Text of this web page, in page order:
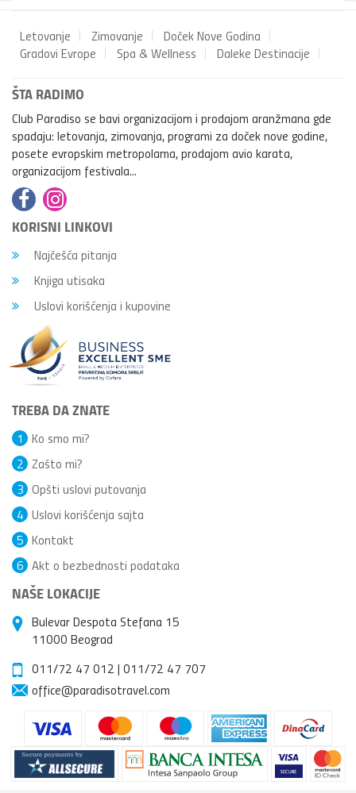
Letovanje Zimovanje
Doček Nove Godina
Gradovi Evrope
Spa & Wellness Daleke Destinacije
ŠTA RADIMO
Club Paradiso se bavi organizacijom i prodajom aranžmana gde
spadaju: letovanja, zimovanja, programi za doček nove godine,
posete evropskim metropolama, prodajom avio karata,
organizacijom festivala...
KORISNI LINKOVI
Najčešća pitanja
Knjiga utisaka
Uslovi korišćenja i kupovine
TREBA DA ZNATE
Ko smo mi?
1
Zašto mi?
2
Opšti uslovi putovanja
3
Uslovi korišćenja sajta
4
Kontakt
5
Akt o bezbednosti podataka
6
NAŠE LOKACIJE
Bulevar Despota Stefana 15
11000 Beograd
011/72 47 012 | 011/72 47 707
office@paradisotravel.com